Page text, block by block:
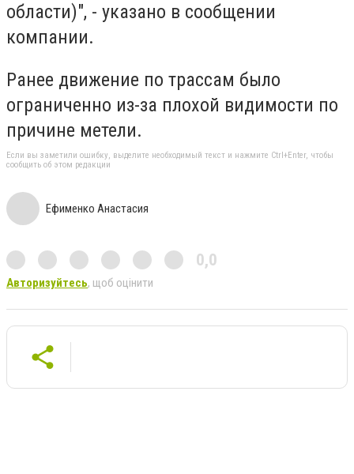
области)", - указано в сообщении
компании.
Ранее движение по трассам было
ограниченно из-за плохой видимости по
причине метели.
Если вы заметили ошибку, выделите необходимый текст и нажмите Ctrl+Enter, чтобы
сообщить об этом редакции
Ефименко Анастасия
0,0
Авторизуйтесь, щоб оцінити